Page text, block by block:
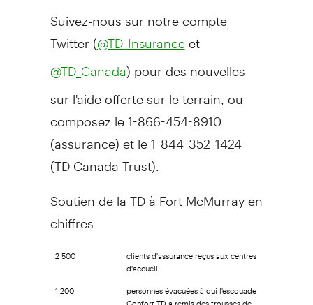
Suivez-nous sur notre compte
Twitter (@TD_Insuranceet
@TD_Canada) pour des nouvelles
sur l'aide offerte sur le terrain, ou
composez le 1-866-454-8910
(assurance) et le 1-844-352-1424
(TD Canada Trust).
Soutien de la TD àFort McMurrayen
chiffres
2 500 clients d'assurance reçus aux centres
d'accueil
1 200
personnes évacuées à qui l'escouade
Confort TD a remis des trousses de